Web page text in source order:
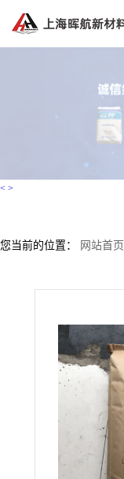
< >
您当前的位置： 网站首页